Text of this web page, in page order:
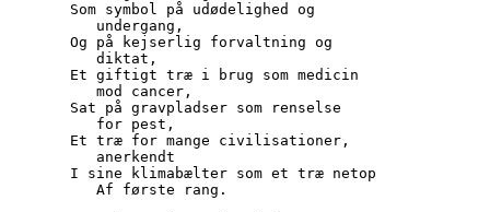
       Som symbol på udødelighed og
          undergang,
       Og på kejserlig forvaltning og
          diktat,
       Et giftigt træ i brug som medicin
	  mod cancer,
       Sat på gravpladser som renselse
          for pest,
       Et træ for mange civilisationer,
          anerkendt
       I sine klimabælter som et træ netop
          Af første rang.